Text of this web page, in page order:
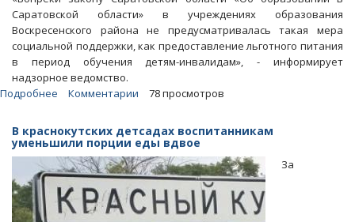
Саратовской области» в учреждениях образования
Воскресенского района не предусматривалась такая мера
социальной поддержки, как предоставление льготного питания
в период обучения детям-инвалидам», - информирует
надзорное ведомство.
Подробнее
лишили
детей-
инвалидов
льготного
питания
Комментарии 78 просмотров
В краснокутских детсадах воспитанникам
уменьшили порции еды вдвое
За